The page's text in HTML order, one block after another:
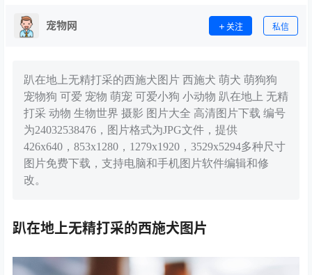
宠物网 关注 私信
趴在地上无精打采的西施犬图片 西施犬 萌犬 萌狗狗
宠物狗 可爱 宠物 萌宠 可爱小狗 小动物 趴在地上 无精
打采 动物 生物世界 摄影 图片大全 高清图片下载 编号
为24032538476，图片格式为JPG文件，提供
426x640，853x1280，1279x1920，3529x5294多种尺寸
图片免费下载，支持电脑和手机图片软件编辑和修
改。
趴在地上无精打采的西施犬图片